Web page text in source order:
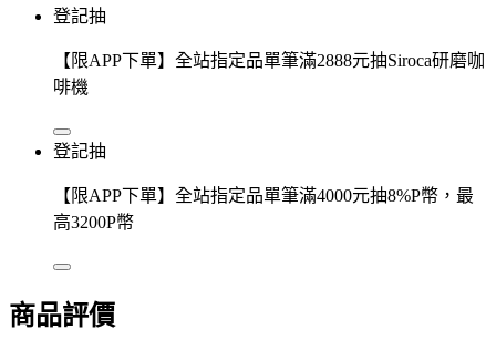
登記抽
【限APP下單】全站指定品單筆滿2888元抽Siroca研磨咖
啡機
登記抽
【限APP下單】全站指定品單筆滿4000元抽8%P幣，最
高3200P幣
商品評價